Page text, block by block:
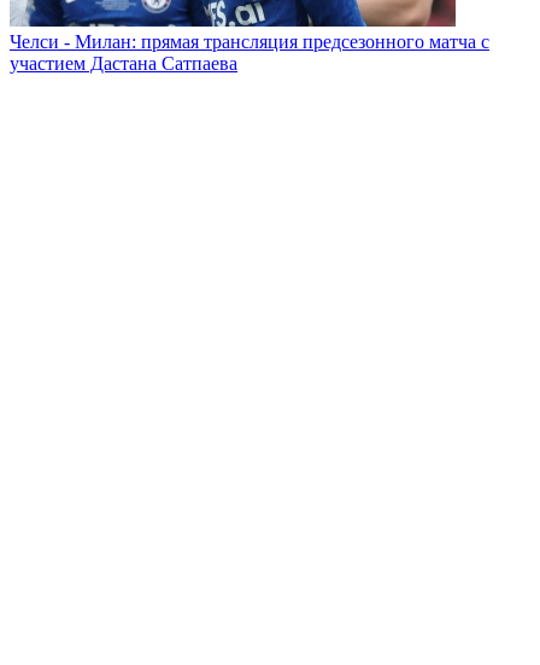
Челси - Милан: прямая трансляция предсезонного матча с
участием Дастана Сатпаева